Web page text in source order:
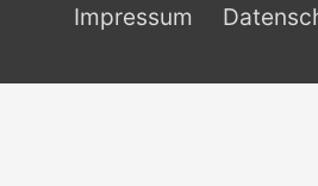
Impressum